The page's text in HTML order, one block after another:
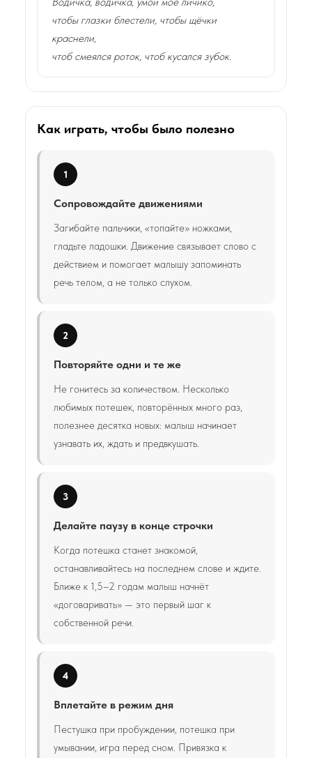
чтобы глазки блестели, чтобы щёчки
краснели,
чтоб смеялся роток, чтоб кусался зубок.
Как играть, чтобы было полезно
1
Сопровождайте движениями
Загибайте пальчики, «топайте» ножками,
гладьте ладошки. Движение связывает слово с
действием и помогает малышу запоминать
речь телом, а не только слухом.
2
Повторяйте одни и те же
Не гонитесь за количеством. Несколько
любимых потешек, повторённых много раз,
полезнее десятка новых: малыш начинает
узнавать их, ждать и предвкушать.
3
Делайте паузу в конце строчки
Когда потешка станет знакомой,
останавливайтесь на последнем слове и ждите.
Ближе к 1,5–2 годам малыш начнёт
«договаривать» — это первый шаг к
собственной речи.
4
Вплетайте в режим дня
Пестушка при пробуждении, потешка при
умывании, игра перед сном. Привязка к